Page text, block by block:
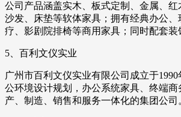
公司产品涵盖实木、板式定制、金属、红
沙发、床垫等软体家具；拥有经典办公、
疗、影剧院排椅等商用家具；同时配套装
5、百利文仪实业
广州市百利文仪实业有限公司成立于
公环境设计规划，办公系统家具、终端
产、制造、销售和服务一体化的集团公司